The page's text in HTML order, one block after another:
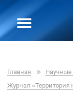
Главная
Журнал «Территория